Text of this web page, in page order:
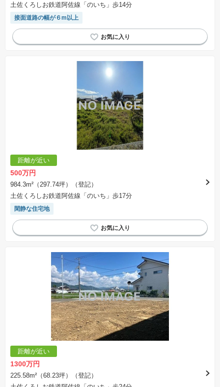
土佐くろしお鉄道阿佐線「のいち」歩14分
接面道路の幅が６m以上
距離が近い
500万円
984.3m²（297.74坪）（登記）
土佐くろしお鉄道阿佐線「のいち」歩17分
閑静な住宅地
距離が近い
1300万円
225.58m²（68.23坪）（登記）